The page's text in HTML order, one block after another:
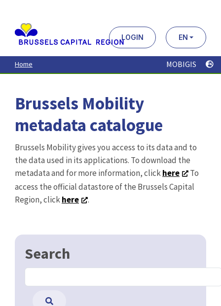
contenu
principal
LOGIN EN
Home MOBIGIS
Brussels Mobility
metadata catalogue
Brussels Mobility gives you access to its data and to
the data used in its applications. To download the
metadata and for more information, clickhere
To
access the official datastore of the Brussels Capital
Region, clickhere .
Search